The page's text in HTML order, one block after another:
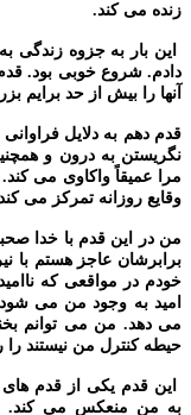
زنده می کند.
این بار به جزوه زندگی
دادم. شروع خوبی بود.
آنها را بیش از حد برایم
قدم دهم به دلایل
نگریستن به درون و
مرا عمیقاً واکاوی می
وقایع روزانه تمرکز می
من در این قدم با خدا
برابرشان عاجز هستم با
خودم در مواقعی که
امید به وجود من می
می دهد. من می توانم
حیطه کنترل من نیستند را
این قدم یکی از قدم
به من منعکس می کند.